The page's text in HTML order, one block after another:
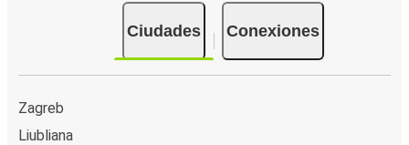
Ciudades Conexiones
Zagreb
Liubliana